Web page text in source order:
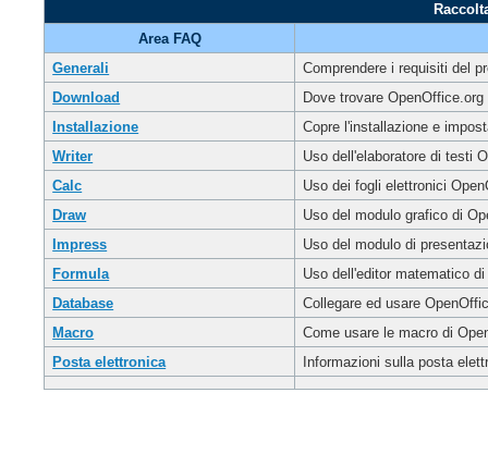
Area FAQ
Generali
Comprendere i requisiti del
Download
Dove trovare OpenOffice.org
Installazione
Copre l'installazione e
Writer
Uso dell'elaboratore di testi
Calc
Uso dei fogli elettronici
Draw
Uso del modulo grafico di
Impress
Uso del modulo di
Formula
Uso del l'editor matematico
Database
Collegare ed usare
Macro
Come usare le macro di
Posta elettronica
Informazioni sulla posta